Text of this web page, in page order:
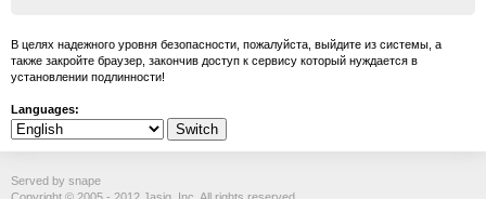
В целях надежного уровня безопасности, пожалуйста, выйдите из системы, а
также закройте браузер, закончив доступ к сервису который нуждается в
установлении подлинности!
Languages:
Served by snape